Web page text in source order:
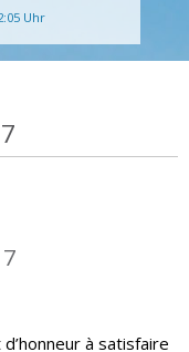
Uhr
à satisfaire